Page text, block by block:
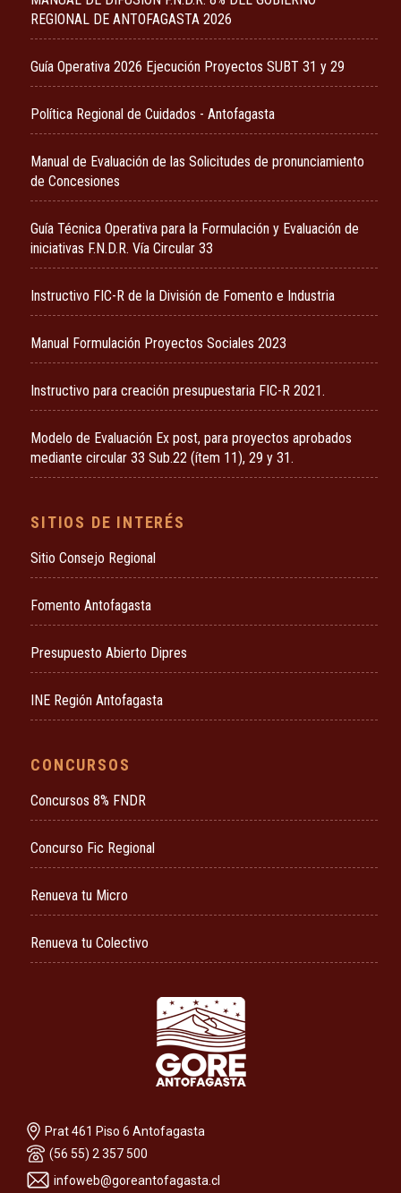
REGIONAL DE ANTOFAGASTA 2026
Guía Operativa 2026 Ejecución Proyectos SUBT 31 y 29
Política Regional de Cuidados - Antofagasta
Manual de Evaluación de las Solicitudes de pronunciamiento
de Concesiones
Guía Técnica Operativa para la Formulación y Evaluación de
iniciativas F.N.D.R. Vía Circular 33
Instructivo FIC-R de la División de Fomento e Industria
Manual Formulación Proyectos Sociales 2023
Instructivo para creación presupuestaria FIC-R 2021.
Modelo de Evaluación Ex post, para proyectos aprobados
mediante circular 33 Sub.22 (ítem 11), 29 y 31.
SITIOS DE INTERÉS
Sitio Consejo Regional
Fomento Antofagasta
Presupuesto Abierto Dipres
INE Región Antofagasta
CONCURSOS
Concursos 8% FNDR
Concurso Fic Regional
Renueva tu Micro
Renueva tu Colectivo
Prat 461 Piso 6 Antofagasta
(56 55) 2 357 500
infoweb@goreantofagasta.cl